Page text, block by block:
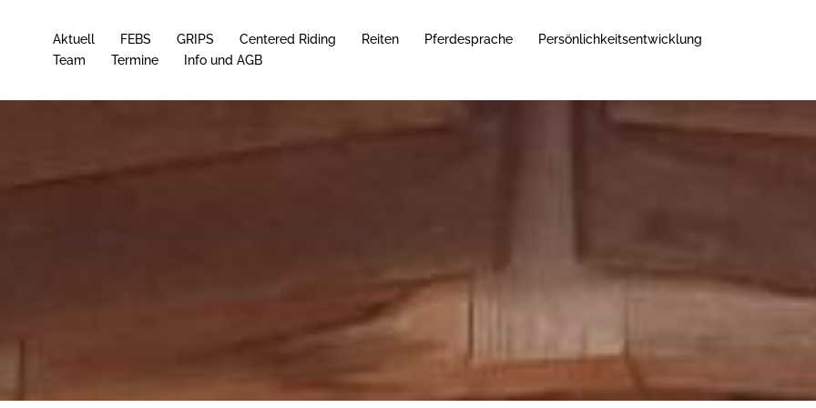
Aktuell FEBS GRIPS Centered Riding Reiten Pferdesprache
Persönlichkeitsentwicklung
Team
Termine Info und AGB